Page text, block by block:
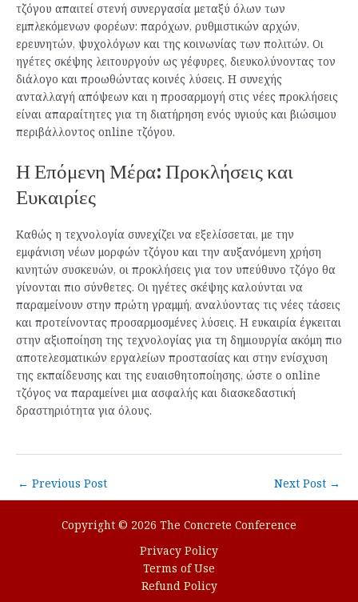
τζόγου απαιτεί στενή συνεργασία μεταξύ όλων των
εμπλεκόμενων φορέων: παρόχων, ρυθμιστικών αρχών,
ερευνητών, ψυχολόγων και της κοινωνίας των πολιτών. Οι
ηγέτες σκέψης λειτουργούν ως γέφυρες, διευκολύνοντας τον
διάλογο και προωθώντας κοινές λύσεις. Η συνεχής
ανταλλαγή απόψεων και η προσαρμογή στις νέες προκλήσεις
είναι απαραίτητες για τη διατήρηση ενός υγιούς και βιώσιμου
περιβάλλοντος online τζόγου.
Η Επόμενη Μέρα: Προκλήσεις και
Ευκαιρίες
Καθώς η τεχνολογία συνεχίζει να εξελίσσεται, με την
εμφάνιση νέων μορφών τζόγου και την αυξανόμενη χρήση
κινητών συσκευών, οι προκλήσεις για τον υπεύθυνο τζόγο θα
γίνονται πιο σύνθετες. Οι ηγέτες σκέψης καλούνται να
παραμείνουν στην πρώτη γραμμή, αναλύοντας τις νέες τάσεις
και προτείνοντας προσαρμοσμένες λύσεις. Η ευκαιρία έγκειται
στην αξιοποίηση της τεχνολογίας για τη δημιουργία ακόμη πιο
αποτελεσματικών εργαλείων προστασίας και στην ενίσχυση
της εκπαίδευσης και της ευαισθητοποίησης, ώστε ο online
τζόγος να παραμείνει μια ασφαλής και διασκεδαστική
δραστηριότητα για όλους.
Post
navigation
← Previous Post Next Post →
Copyright © 2026 The Concrete Conference
Privacy Policy
Terms of Use
Refund Policy